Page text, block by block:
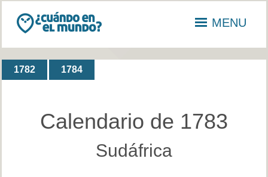
MENU
1782 1784
Calendario de 1783
Sudáfrica